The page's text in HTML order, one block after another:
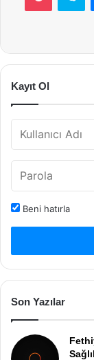
Kayıt Ol
Beni hatırla
Son Yazılar